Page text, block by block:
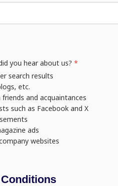
you hear about us? *
search results
etc.
and acquaintances
such as Facebook and X
ads
websites
Conditions